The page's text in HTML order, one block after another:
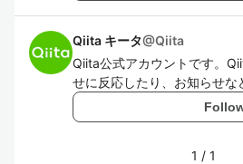
Qiita キータ@Qiita
Qiita公式アカウントです。
せに反応したり、お知らせな
1 / 1